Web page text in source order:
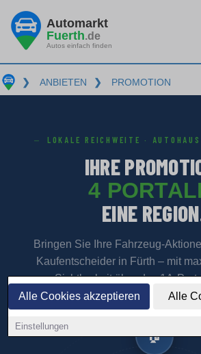
Alle Cookies akzeptieren Alle
Einstellungen
Automarkt
Fuerth.de
Autos einfach finden
❯ ANBIETEN ❯ PROMOTION
LOKALE REICHWEITE ·
IHRE
4
EINE
Bringen Sie Ihre Fahrzeug-
Kaufentscheider in Fürth – mit
Sichtbarkeit über das 1A-
🏠